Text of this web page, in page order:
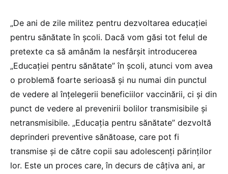
„De ani de zile militez pentru dezvoltarea educaţiei
pentru sănătate în şcoli. Dacă vom găsi tot felul de
pretexte ca să amânăm la nesfârşit introducerea
„Educaţiei pentru sănătate” în şcoli, atunci vom avea
o problemă foarte serioasă şi nu numai din punctul
de vedere al înţelegerii beneficiilor vaccinării, ci şi din
punct de vedere al prevenirii bolilor transmisibile şi
netransmisibile. „Educaţia pentru sănătate” dezvoltă
deprinderi preventive sănătoase, care pot fi
transmise şi de către copii sau adolescenţi părinţilor
lor. Este un proces care, în decurs de câţiva ani, ar